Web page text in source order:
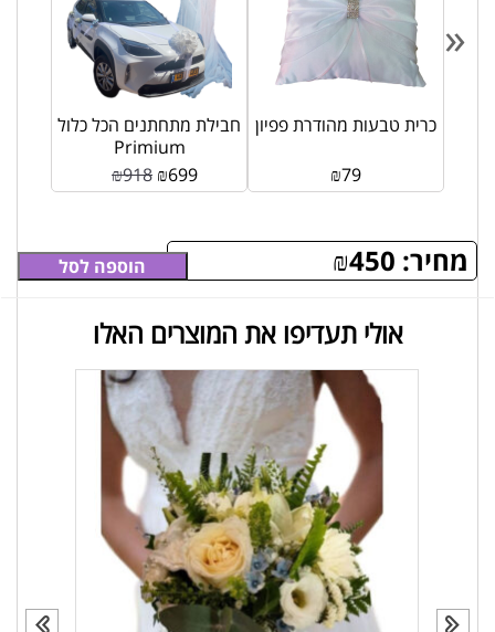
מחיר: ₪450 הוספה לסל
חבילת מתחתנים הכל כלול
Primium
₪918 ₪699
כרית טבעות מהודרת פפיון
₪79
«
אולי תעדיפו את המוצרים האלו